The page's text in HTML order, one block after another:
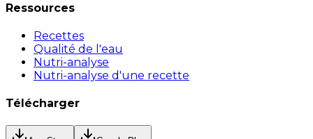
Ressources
Recettes
Qualité de l'eau
Nutri-analyse
Nutri-analyse d'une recette
Télécharger